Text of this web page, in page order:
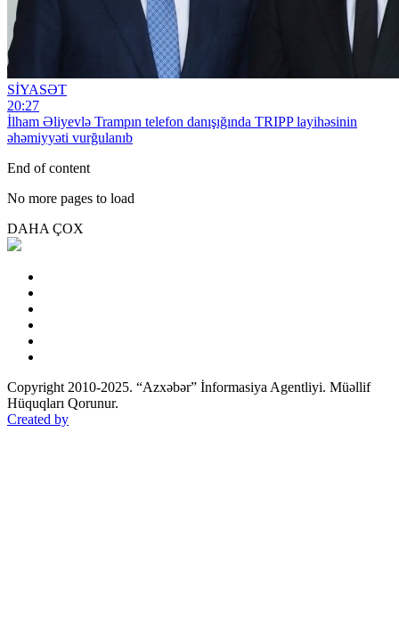
SİYASƏT
20:27
İlham Əliyevlə Trampın telefon danışığında TRIPP layihəsinin
əhəmiyyəti vurğulanıb
End of content
No more pages to load
DAHA ÇOX
Copyright 2010-2025. “Azxəbər” İnformasiya Agentliyi. Müəllif
Hüquqları Qorunur.
Created by